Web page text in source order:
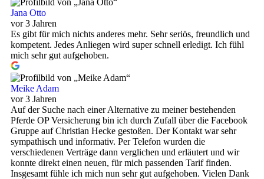
Jana Otto
vor 3 Jahren
Es gibt für mich nichts anderes mehr. Sehr seriös, freundlich und
kompetent. Jedes Anliegen wird super schnell erledigt. Ich fühl
mich sehr gut aufgehoben.
Meike Adam
vor 3 Jahren
Auf der Suche nach einer Alternative zu meiner bestehenden
Pferde OP Versicherung bin ich durch Zufall über die Facebook
Gruppe auf Christian Hecke gestoßen. Der Kontakt war sehr
sympathisch und informativ. Per Telefon wurden die
verschiedenen Verträge dann verglichen und erläutert und wir
konnte direkt einen neuen, für mich passenden Tarif finden.
Insgesamt fühle ich mich nun sehr gut aufgehoben. Vielen Dank